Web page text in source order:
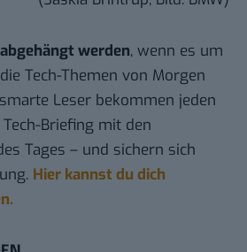
werden, wenn es um
Tech-Themen von Morgen
Leser bekommen jeden
Tech-Briefing mit den
Tages – und sichern sich
Hier kannst du dich